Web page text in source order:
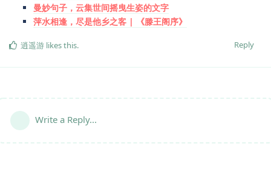
曼妙句子，云集世间摇曳生姿的文字
萍水相逢，尽是他乡之客 | 《滕王阁序》
Reply
逍遥游 likes this.
Write a Reply...